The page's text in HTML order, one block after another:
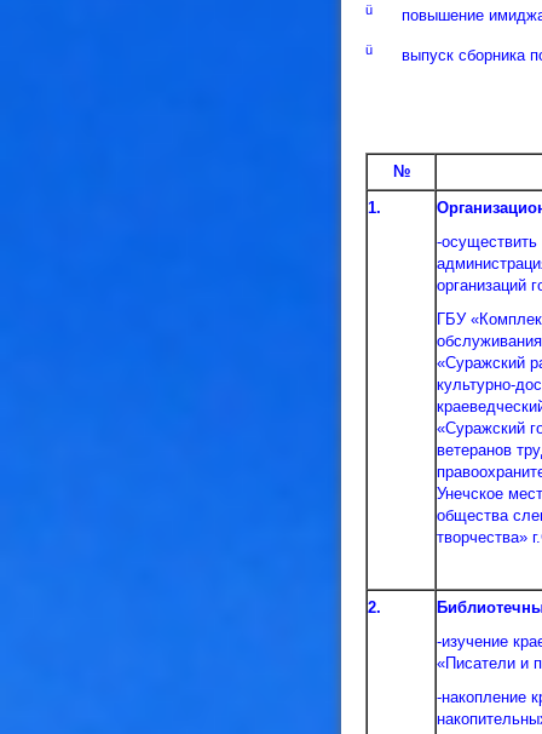
ü повышение
ü выпуск сборника
№
1.
-
организаций
ГБУ
«Суражский
культурно-
«Суражский
ветеранов
Унечское
общества
творчества»
2.
-изучение
«Писатели и
-накопление